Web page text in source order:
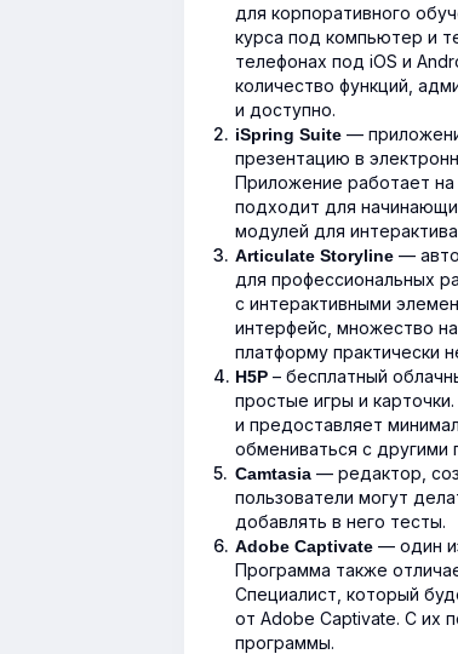
для корпоративного
курса под компьютер и
телефонах под iOS и
количество функций,
и доступно.
iSpring Suite —
презентацию в
Приложение работает
подходит для
модулей для
Articulate Storyline —
для профессиональных
с интерактивными
интерфейс, множество
платформу практически
H5P – бесплатный
простые игры и
и предоставляет
обмениваться с другими
Camtasia — редактор,
пользователи могут
добавлять в него тесты.
Adobe Captivate — один
Программа также
Специалист, который
от Adobe Captivate. С их
программы.